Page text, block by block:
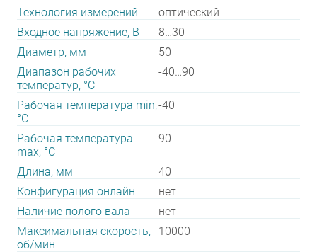
Технология измерений
оптический
Входное напряжение, В
8…30
Диаметр, мм
50
Диапазон рабочих
температур, °С
-40…90
Рабочая температура min,
°С
-40
Рабочая температура
max, °С
90
Длина, мм
40
Конфигурация онлайн
нет
Наличие полого вала
нет
Максимальная скорость,
об/мин
10000